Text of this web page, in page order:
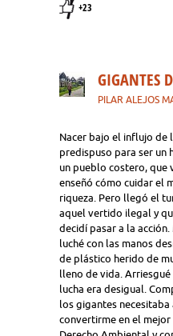
+23
GIGANTES
PILAR ALEJOS
Nacer bajo el influjo de
predispuso para ser un
un pueblo costero, que
enseñó cómo cuidar el
riqueza. Pero llegó el
aquel vertido ilegal y
decidí pasar a la
luché con las manos
de plástico herido de
lleno de vida.
lucha era desigual.
los gigantes
convertirme en el